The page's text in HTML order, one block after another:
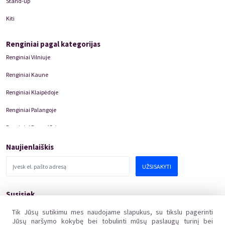
Tik Jūsų sutikimu mes naudojame slapukus, su tikslu pagerinti
Jūsų naršymo kokybę bei tobulinti mūsų paslaugų turinį bei
Kiti
Renginiai pagal kategorijas
Renginiai Vilniuje
Renginiai Kaune
Renginiai Klaipėdoje
Renginiai Palangoje
Renginiai Panevėžyje
Domino Teatro Spektakliai
Naujienlaiškis
UŽSISAKYTI
Susisiek
Adresas: